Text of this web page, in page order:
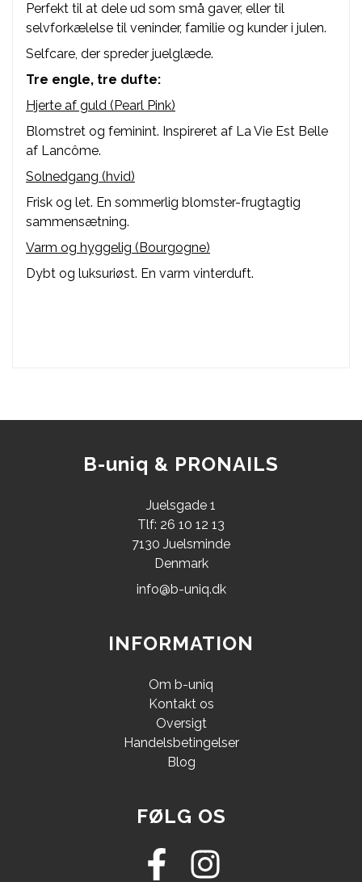
Perfekt til at dele ud som små gaver, eller til
selvforkælelse til veninder, familie og kunder i julen.
Selfcare, der spreder juelglæde.
Tre engle, tre dufte:
Hjerte af guld (Pearl Pink)
Blomstret og feminint. Inspireret af La Vie Est Belle
af Lancôme.
Solnedgang (hvid)
Frisk og let. En sommerlig blomster-frugtagtig
sammensætning.
Varm og hyggelig (Bourgogne)
Dybt og luksuriøst. En varm vinterduft.
B-uniq & PRONAILS
Juelsgade 1
Tlf: 26 10 12 13
7130 Juelsminde
Denmark
info@b-uniq.dk
INFORMATION
Om b-uniq
Kontakt os
Oversigt
Handelsbetingelser
Blog
FØLG OS